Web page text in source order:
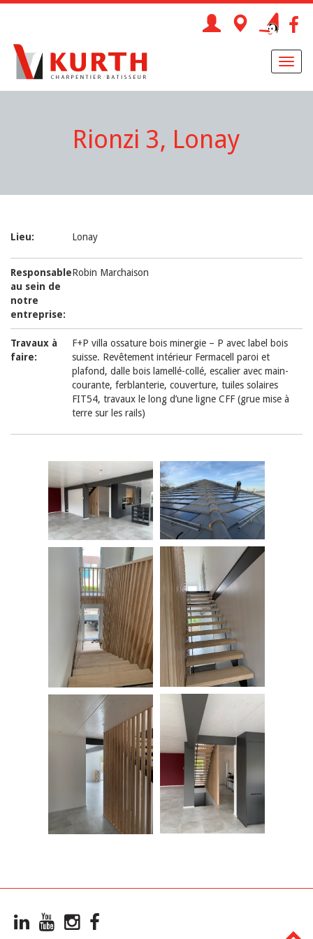
Rionzi 3, Lonay
Lieu: Lonay
Responsable
au sein de
notre
entreprise:
Robin Marchaison
Travaux à
faire:
F+P villa ossature bois minergie – P avec label bois
suisse. Revêtement intérieur Fermacell paroi et
plafond, dalle bois lamellé-collé, escalier avec main-
courante, ferblanterie, couverture, tuiles solaires
FIT54, travaux le long d’une ligne CFF (grue mise à
terre sur les rails)